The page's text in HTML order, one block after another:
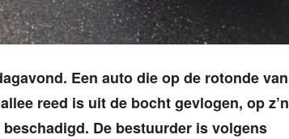
Een auto die op de rotonde van
reed is uit de bocht gevlogen, op z’n
De bestuurder is volgens